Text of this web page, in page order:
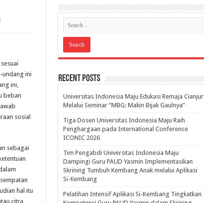
undang ini
ini,
beban
sosial
sebagai
hal itu
citra
Recent Posts
Universitas Indonesia Maju Edukasi Remaja Cianjur
Melalui Seminar “MBG: Makin Bijak Gaulnya”
Tiga Dosen Universitas Indonesia Maju Raih
Penghargaan pada International Conference
ICONIC 2026
Tim Pengabdi Universitas Indonesia Maju
Dampingi Guru PAUD Yasmin Implementasikan
Skrining Tumbuh Kembang Anak melalui Aplikasi
Si-Kembang
Pelatihan Intensif Aplikasi Si-Kembang Tingkatkan